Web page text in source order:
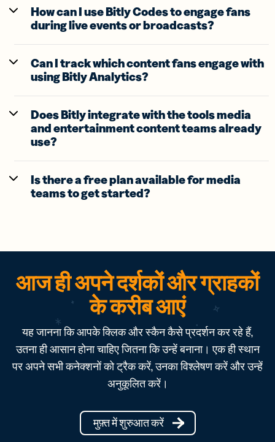
How can I use Bitly Codes to engage fans
during live events or broadcasts?
Can I track which content fans engage with
using Bitly Analytics?
Does Bitly integrate with the tools media
and entertainment content teams already
use?
Is there a free plan available for media
teams to get started?
आज ही अपने दर्शकों और ग्राहकों
के करीब आएं
यह जानना कि आपके क्लिक और स्कैन कैसे प्रदर्शन कर रहे हैं,
उतना ही आसान होना चाहिए जितना कि उन्हें बनाना। एक ही स्थान
पर अपने सभी कनेक्शनों को ट्रैक करें, उनका विश्लेषण करें और उन्हें
अनुकूलित करें।
मुफ़्त में शुरुआत करें